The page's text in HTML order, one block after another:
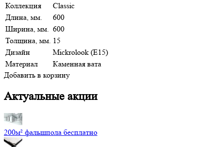
Коллекция
Classic
Длина, мм.
600
Ширина, мм. 600
Толщина, мм. 15
Дизайн
Mickrolook (E15)
Материал
Каменная вата
Добавить в корзину
Актуальные акции
200м² фальшпола бесплатно